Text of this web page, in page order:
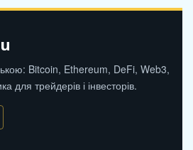
Bitcoin, Ethereum, DeFi, Web3,
для трейдерів і інвесторів.